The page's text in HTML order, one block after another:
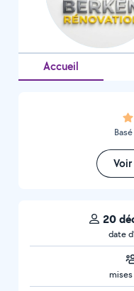
Accueil
20
date